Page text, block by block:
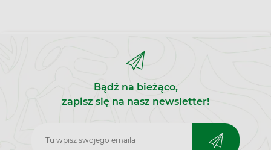
Bądź na bieżąco,
zapisz się na nasz newsletter!
Zapisz